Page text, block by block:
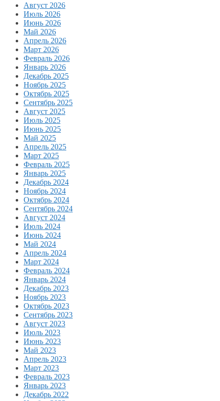
Август 2026
Июль 2026
Июнь 2026
Май 2026
Апрель 2026
Март 2026
Февраль 2026
Январь 2026
Декабрь 2025
Ноябрь 2025
Октябрь 2025
Сентябрь 2025
Август 2025
Июль 2025
Июнь 2025
Май 2025
Апрель 2025
Март 2025
Февраль 2025
Январь 2025
Декабрь 2024
Ноябрь 2024
Октябрь 2024
Сентябрь 2024
Август 2024
Июль 2024
Июнь 2024
Май 2024
Апрель 2024
Март 2024
Февраль 2024
Январь 2024
Декабрь 2023
Ноябрь 2023
Октябрь 2023
Сентябрь 2023
Август 2023
Июль 2023
Июнь 2023
Май 2023
Апрель 2023
Март 2023
Февраль 2023
Январь 2023
Декабрь 2022